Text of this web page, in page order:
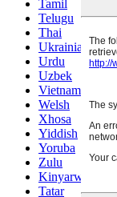
Tamil
Telugu
Thai
Ukrainian
Urdu
Uzbek
Vietnamese
Welsh
Xhosa
Yiddish
Yoruba
Zulu
Kinyarwanda
Tatar